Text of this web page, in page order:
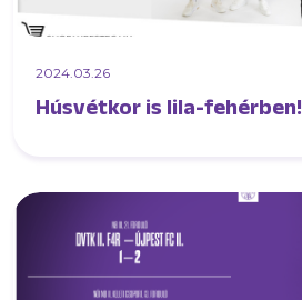
2024.03.26
Húsvétkor is lila-fehérben!